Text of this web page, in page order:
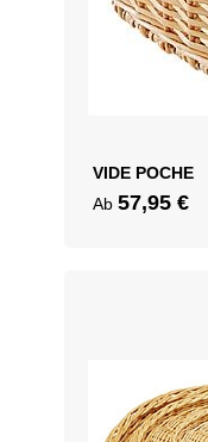
VIDE POCHE
Ab 57,95 €